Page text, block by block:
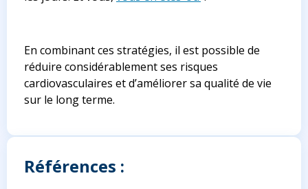
En combinant ces stratégies, il est possible de
réduire considérablement ses risques
cardiovasculaires et d’améliorer sa qualité de vie
sur le long terme.
Références :